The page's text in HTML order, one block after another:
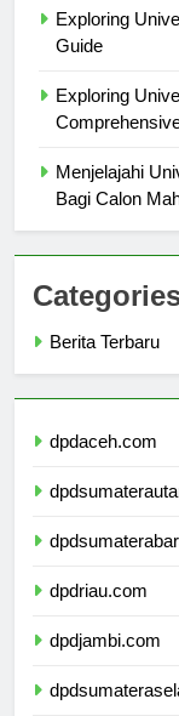
Exploring
Exploring
Menjelajahi
Categories